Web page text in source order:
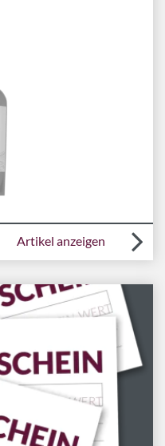
Artikel anzeigen